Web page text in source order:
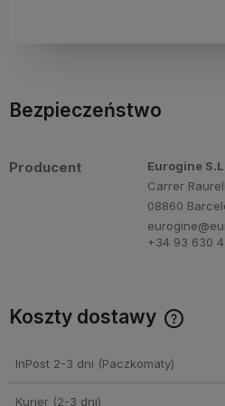
Bezpieczeństwo
Producent
Eurogine
Carrer
08860
+34 93 630
Koszty dostawy
InPost 2-3 dni (Paczkomaty)
Kurier (2-3 dni)